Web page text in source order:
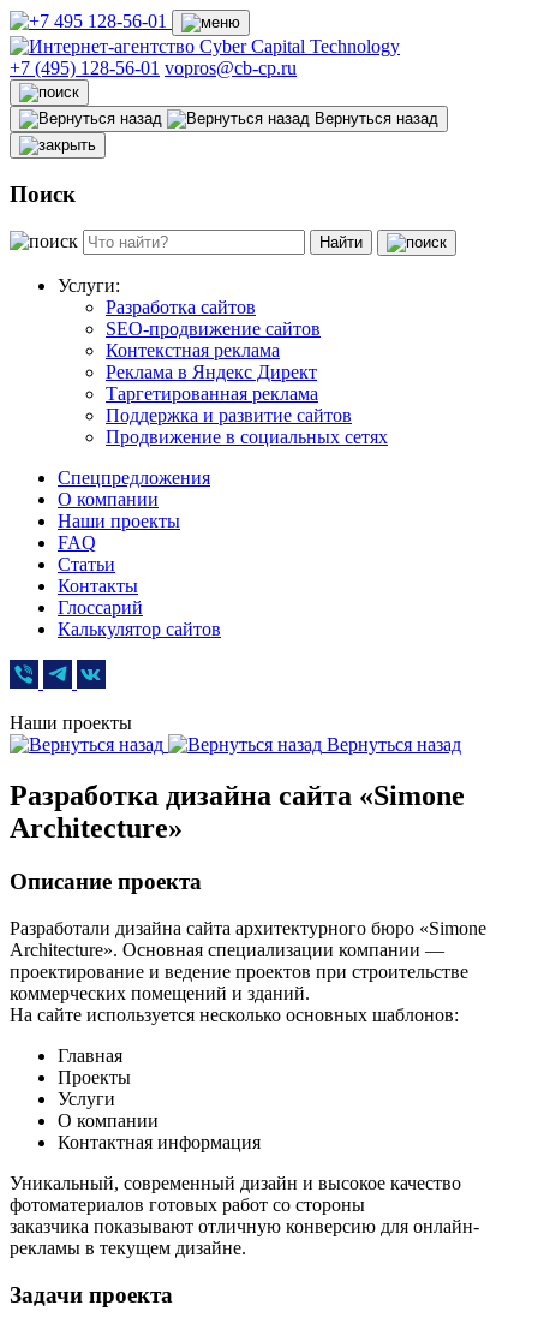
+7 (495) 128-56-01 vopros@cb-cp.ru
Вернуться назад
Поиск
Найти
Услуги:
Разработка сайтов
SEO-продвижение сайтов
Контекстная реклама
Реклама в Яндекс Директ
Таргетированная реклама
Поддержка и развитие сайтов
Продвижение в социальных сетях
Спецпредложения
О компании
Наши проекты
FAQ
Статьи
Контакты
Глоссарий
Калькулятор сайтов
Наши проекты
Вернуться назад
Разработка дизайна сайта «Simone
Architecture»
Описание проекта
Разработали дизайна сайта архитектурного бюро «Simone
Architecture». Основная специализации компании —
проектирование и ведение проектов при строительстве
коммерческих помещений и зданий.
На сайте используется несколько основных шаблонов:
Главная
Проекты
Услуги
О компании
Контактная информация
Уникальный, современный дизайн и высокое качество
фотоматериалов готовых работ со стороны
заказчика показывают отличную конверсию для онлайн-
рекламы в текущем дизайне.
Задачи проекта